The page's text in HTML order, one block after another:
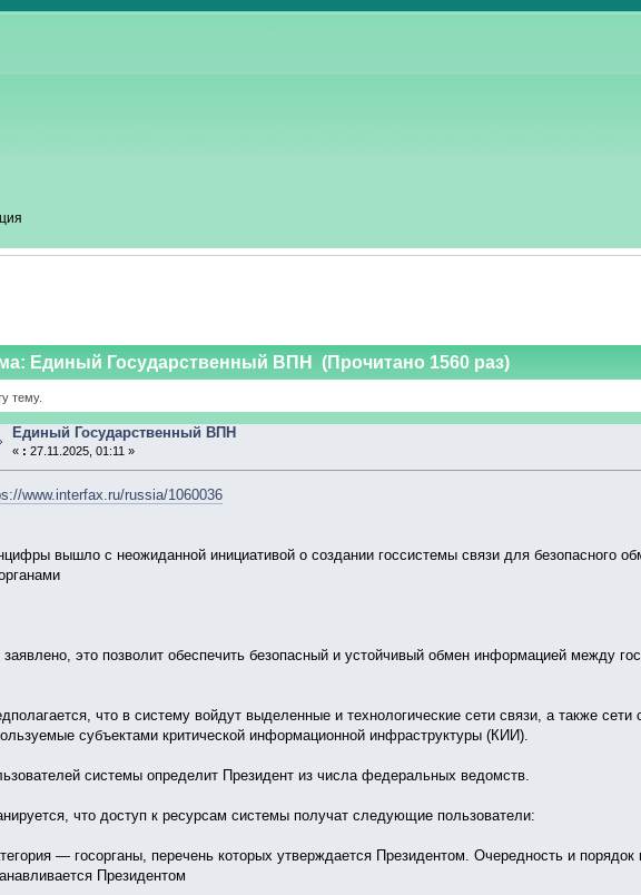
Единый Государственный ВПН (Прочитано 1560 раз)
тему.
Единый Государственный ВПН
« : 27.11.2025, 01:11 »
www.interfax.ru/russia/1060036
вышло с неожиданной инициативой о создании госсистемы связи для безопасного
заявлено, это позволит обеспечить безопасный и устойчивый обмен информацией между
что в систему войдут выделенные и технологические сети связи, а также сети
субъектами критической информационной инфраструктуры (КИИ).
системы определит Президент из числа федеральных ведомств.
что доступ к ресурсам системы получат следующие пользователи:
— госорганы, перечень которых утверждается Президентом. Очередность и
Президентом